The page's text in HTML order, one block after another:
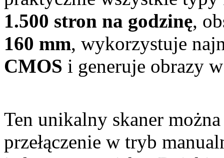
1.500 stron na godzinę,
160 mm, wykorzystuje
CMOS i generuje obrazy
Ten unikalny skaner
przełączenie w tryb